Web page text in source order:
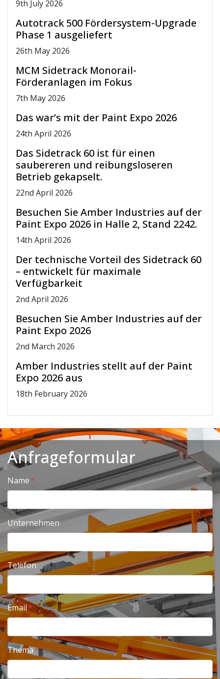
9th July 2026
Autotrack 500 Fördersystem-Upgrade
Phase 1 ausgeliefert
26th May 2026
MCM Sidetrack Monorail-
Förderanlagen im Fokus
7th May 2026
Das war’s mit der Paint Expo 2026
24th April 2026
Das Sidetrack 60 ist für einen
saubereren und reibungsloseren
Betrieb gekapselt.
22nd April 2026
Besuchen Sie Amber Industries auf der
Paint Expo 2026 in Halle 2, Stand 2242.
14th April 2026
Der technische Vorteil des Sidetrack 60
– entwickelt für maximale
Verfügbarkeit
2nd April 2026
Besuchen Sie Amber Industries auf der
Paint Expo 2026
2nd March 2026
Amber Industries stellt auf der Paint
Expo 2026 aus
18th February 2026
Anfrageformular
Name
Unternehmen
Telefon
Email
Thema